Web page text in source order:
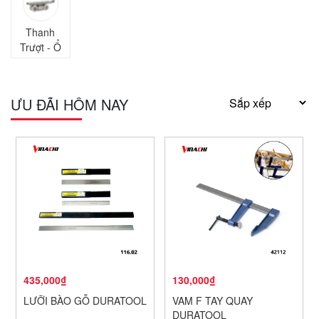
Thanh
Trượt - Ổ
ƯU ĐÃI HÔM NAY
435,000₫
LƯỠI BÀO GỖ DURATOOL
130,000₫
VAM F TAY QUAY
DURATOOL